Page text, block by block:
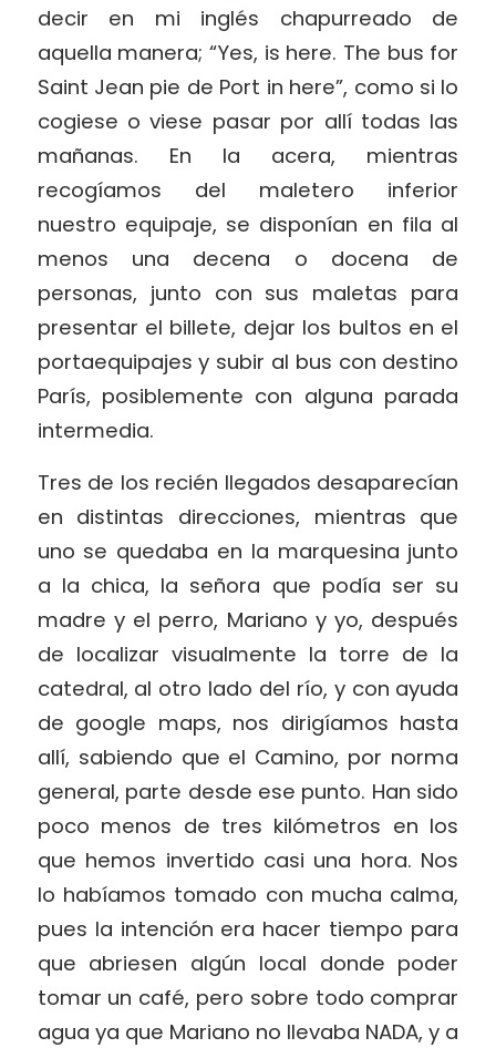
decir en mi inglés chapurreado de
aquella manera; “Yes, is here. The bus for
Saint Jean pie de Port in here”, como si lo
cogiese o viese pasar por allí todas las
mañanas. En la acera, mientras
recogíamos del maletero inferior
nuestro equipaje, se disponían en fila al
menos una decena o docena de
personas, junto con sus maletas para
presentar el billete, dejar los bultos en el
portaequipajes y subir al bus con destino
París, posiblemente con alguna parada
intermedia.
Tres de los recién llegados desaparecían
en distintas direcciones, mientras que
uno se quedaba en la marquesina junto
a la chica, la señora que podía ser su
madre y el perro, Mariano y yo, después
de localizar visualmente la torre de la
catedral, al otro lado del río, y con ayuda
de google maps, nos dirigíamos hasta
allí, sabiendo que el Camino, por norma
general, parte desde ese punto. Han sido
poco menos de tres kilómetros en los
que hemos invertido casi una hora. Nos
lo habíamos tomado con mucha calma,
pues la intención era hacer tiempo para
que abriesen algún local donde poder
tomar un café, pero sobre todo comprar
agua ya que Mariano no llevaba NADA, y a